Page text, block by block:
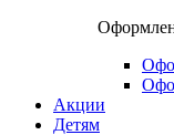
Акции
Детям